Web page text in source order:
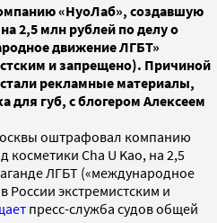
«НуоЛаб», создавшую
2,5 млн рублей по делу о
движение ЛГБТ»
и запрещено). Причиной
рекламные материалы,
для губ, с блогером Алексеем
оштрафовал компанию
Cha U Kao, на 2,5
ЛГБТ («международное
России экстремистским и
пресс-служба судов общей